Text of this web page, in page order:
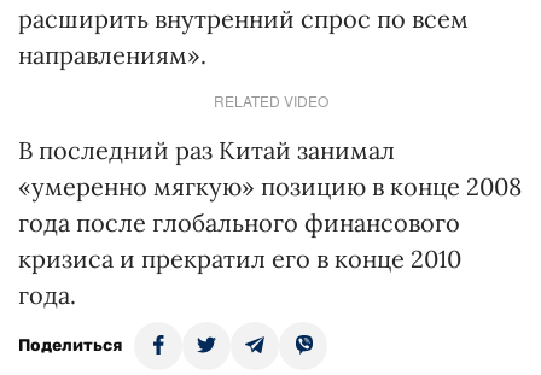
расширить внутренний спрос по всем
направлениям».
RELATED VIDEO
В последний раз Китай занимал
«умеренно мягкую» позицию в конце 2008
года после глобального финансового
кризиса и прекратил его в конце 2010
года.
Поделиться